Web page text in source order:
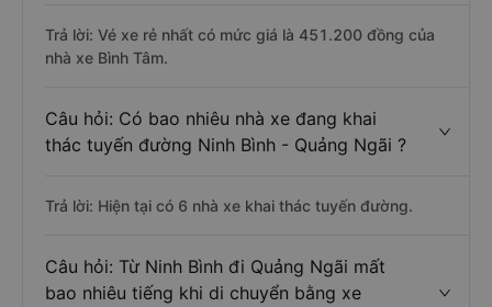
Trả lời: Vé xe rẻ nhất có mức giá là 451.200 đồng của
nhà xe Bình Tâm.
Câu hỏi: Có bao nhiêu nhà xe đang khai
thác tuyến đường Ninh Bình - Quảng Ngãi ?
Trả lời: Hiện tại có 6 nhà xe khai thác tuyến đường.
Câu hỏi: Từ Ninh Bình đi Quảng Ngãi mất
bao nhiêu tiếng khi di chuyển bằng xe